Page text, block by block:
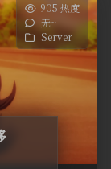
905 热度
无~
Server